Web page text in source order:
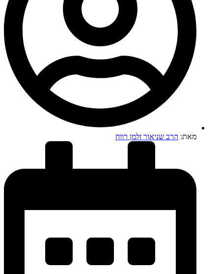
מאת: הרב שניאור זלמן רווח